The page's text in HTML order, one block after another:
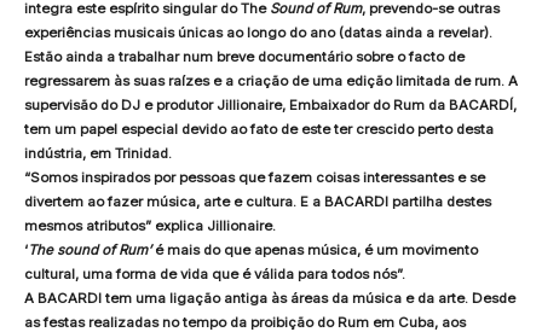
integra este espírito singular do The Sound of Rum, prevendo-se outras
experiências musicais únicas ao longo do ano (datas ainda a revelar).
Estão ainda a trabalhar num breve documentário sobre o facto de
regressarem às suas raízes e a criação de uma edição limitada de rum. A
supervisão do DJ e produtor Jillionaire, Embaixador do Rum da BACARDÍ,
tem um papel especial devido ao fato de este ter crescido perto desta
indústria, em Trinidad.
“Somos inspirados por pessoas que fazem coisas interessantes e se
divertem ao fazer música, arte e cultura. E a BACARDI partilha destes
mesmos atributos” explica Jillionaire.
‘The sound of Rum’é mais do que apenas música, é um movimento
cultural, uma forma de vida que é válida para todos nós”.
A BACARDI tem uma ligação antiga às áreas da música e da arte. Desde
as festas realizadas no tempo da proibição do Rum em Cuba, aos